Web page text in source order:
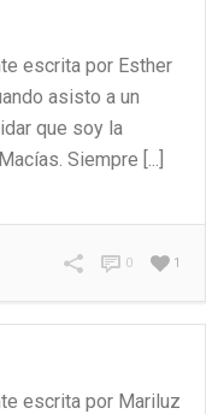
escrita por Esther
asisto a un
que soy la
Siempre [...]
1
0
escrita por Mariluz